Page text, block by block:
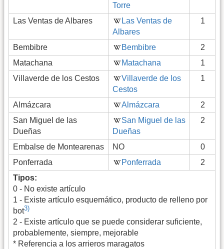
Torre
Las Ventas de Albares
Las Ventas de
Albares
1
Bembibre Bembibre
2
Matachana
Matachana
1
Villaverde de los Cestos
Villaverde de los
Cestos
1
Almázcara Almázcara
2
San Miguel de las
Dueñas
San Miguel de las
Dueñas
2
Embalse de Montearenas NO
0
Ponferrada
Ponferrada
2
Tipos:
0 - No existe artículo
1 - Existe artículo esquemático, producto de relleno por
bot3)
2 - Existe artículo que se puede considerar suficiente,
probablemente, siempre, mejorable
* Referencia a los arrieros maragatos